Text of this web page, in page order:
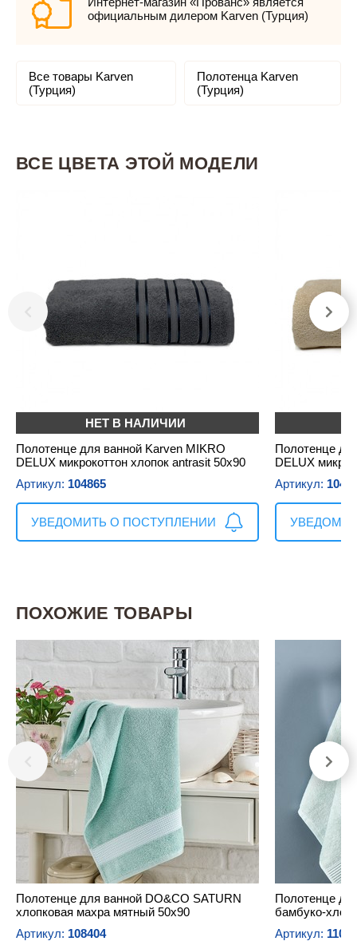
официальным дилером Karven (Турция)
Все товары Karven
(Турция)
Полотенца Karven
(Турция)
ВСЕ ЦВЕТА ЭТОЙ МОДЕЛИ
НЕТ В НАЛИЧИИ
Полотенце для ванной Karven MIKRO
DELUX микрокоттон хлопок antrasit 50х90
Артикул: 104865
УВЕДОМИТЬ О ПОСТУПЛЕНИИ
Полотенце
DELUX
Артикул:
ПОХОЖИЕ ТОВАРЫ
Полотенце для ванной DO&CO SATURN
хлопковая махра мятный 50х90
Артикул: 108404
Полотенце
бамбуко-
Артикул: